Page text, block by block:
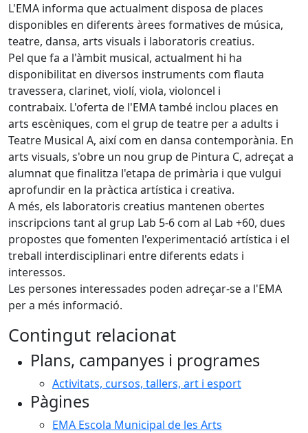
L'EMA informa que actualment disposa de places
disponibles en diferents àrees formatives de música,
teatre, dansa, arts visuals i laboratoris creatius.
Pel que fa a l'àmbit musical, actualment hi ha
disponibilitat en diversos instruments com flauta
travessera, clarinet, violí, viola, violoncel i
contrabaix. L'oferta de l'EMA també inclou places en
arts escèniques, com el grup de teatre per a adults i
Teatre Musical A, així com en dansa contemporània. En
arts visuals, s'obre un nou grup de Pintura C, adreçat a
alumnat que finalitza l'etapa de primària i que vulgui
aprofundir en la pràctica artística i creativa.
A més, els laboratoris creatius mantenen obertes
inscripcions tant al grup Lab 5-6 com al Lab +60, dues
propostes que fomenten l'experimentació artística i el
treball interdisciplinari entre diferents edats i
interessos.
Les persones interessades poden adreçar-se a l'EMA
per a més informació.
Contingut relacionat
Plans, campanyes i programes
Activitats, cursos, tallers, art i esport
Pàgines
EMA Escola Municipal de les Arts